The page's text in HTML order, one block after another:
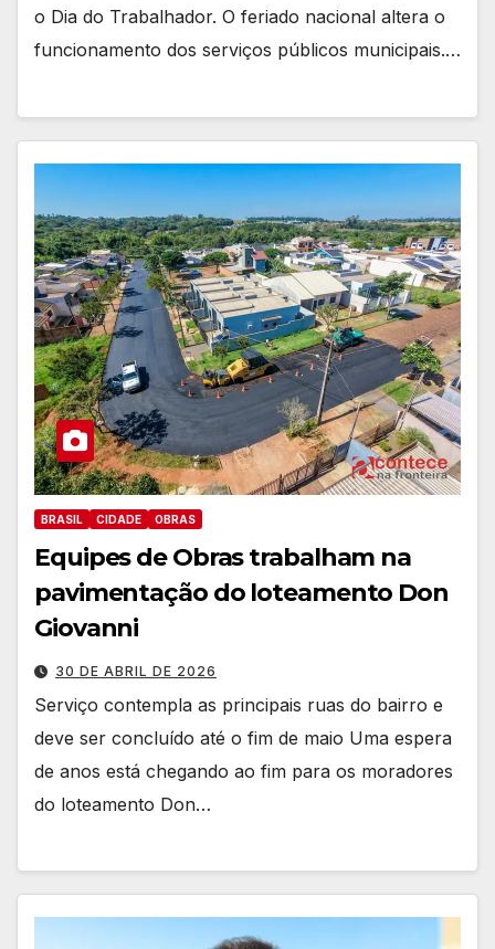
o Dia do Trabalhador. O feriado nacional altera o
funcionamento dos serviços públicos municipais.…
BRASIL CIDADE OBRAS
Equipes de Obras trabalham na
pavimentação do loteamento Don
Giovanni
30 DE ABRIL DE 2026
Serviço contempla as principais ruas do bairro e
deve ser concluído até o fim de maio Uma espera
de anos está chegando ao fim para os moradores
do loteamento Don…